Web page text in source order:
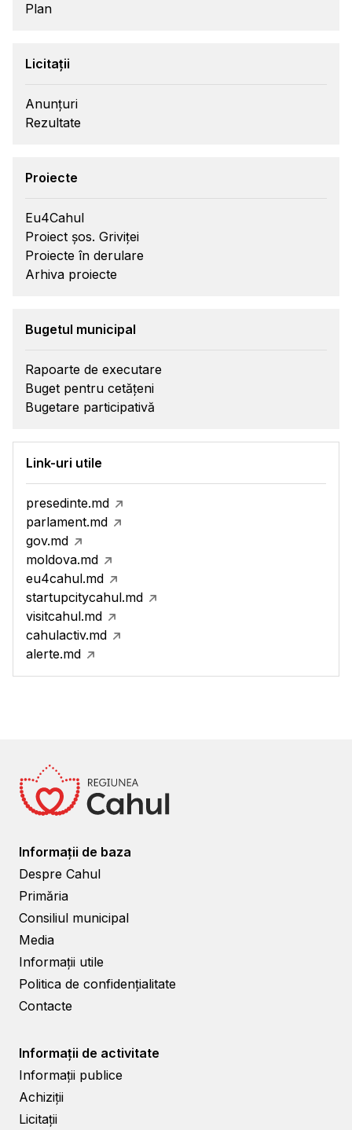
Plan
Licitații
Anunțuri
Rezultate
Proiecte
Eu4Cahul
Proiect șos. Griviței
Proiecte în derulare
Arhiva proiecte
Bugetul municipal
Rapoarte de executare
Buget pentru cetățeni
Bugetare participativă
Link-uri utile
presedinte.md
parlament.md
gov.md
moldova.md
eu4cahul.md
startupcitycahul.md
visitcahul.md
cahulactiv.md
alerte.md
Informații de baza
Despre Cahul
Primăria
Consiliul municipal
Media
Informații utile
Politica de confidențialitate
Contacte
Informații de activitate
Informații publice
Achiziții
Licitații